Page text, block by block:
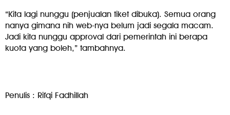
“Kita lagi nunggu (penjualan tiket dibuka). Semua orang
nanya gimana nih web-nya belum jadi segala macam.
Jadi kita nunggu approval dari pemerintah ini berapa
kuota yang boleh,” tambahnya.
Penulis : Rifqi Fadhillah